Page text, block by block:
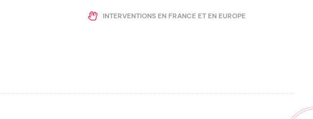
INTERVENTIONS EN FRANCE ET EN EUROPE